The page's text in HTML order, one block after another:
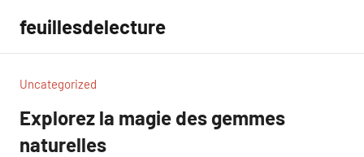
contenu
feuillesdelecture
Uncategorized
Explorez la magie des gemmes
naturelles